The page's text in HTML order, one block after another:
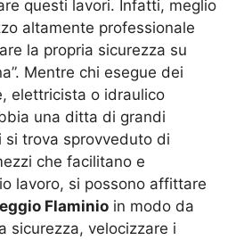
questi lavori. Infatti, meglio
altamente professionale
la propria sicurezza su
Mentre chi esegue dei
elettricista o idraulico
una ditta di grandi
si trova sprovveduto di
che facilitano e
lavoro, si possono affittare
Flaminio in modo da
sicurezza, velocizzare i